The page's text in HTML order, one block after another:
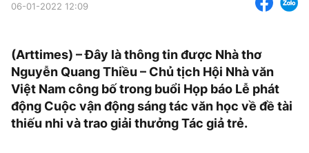
06-01-2022 12:09
(Arttimes) – Đây là thông tin được Nhà thơ
Nguyễn Quang Thiều – Chủ tịch Hội Nhà văn
Việt Nam công bố trong buổi Họp báo Lễ phát
động Cuộc vận động sáng tác văn học về đề tài
thiếu nhi và trao giải thưởng Tác giả trẻ.